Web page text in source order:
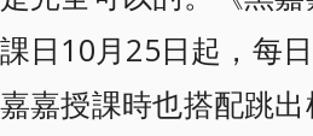
日10月25日起， 每
嘉授課時也搭配跳